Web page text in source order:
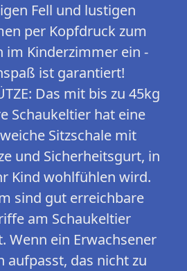
Fell und lustigen
per Kopfdruck zum
im Kinderzimmer ein -
ist garantiert!
Das mit bis zu 45kg
Schaukeltier hat eine
Sitzschale mit
und Sicherheitsgurt, in
Kind wohlfühlen wird.
sind gut erreichbare
am Schaukeltier
Wenn ein Erwachsener
aufpasst, das nicht zu